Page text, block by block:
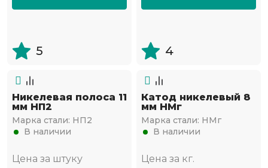
5 4
Никелевая полоса 11
мм НП2
Марка стали: НП2
В наличии
Цена за штуку
Катод никелевый 8
мм НМг
Марка стали: НМг
В наличии
Цена за кг.